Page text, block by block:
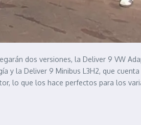
dos versiones, la Deliver 9 VW
y la Deliver 9 Minibus L3H2, que
lo que los hace perfectos para los